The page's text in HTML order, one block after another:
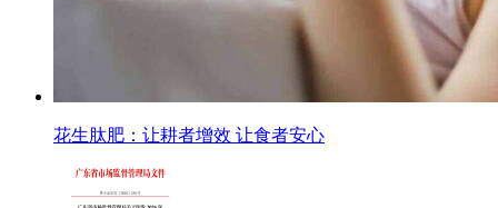
花生肽肥：让耕者增效 让食者安心